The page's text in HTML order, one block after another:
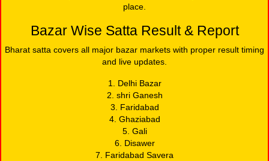
place.
Bazar Wise Satta Result & Report
Bharat satta covers all major bazar markets with proper result timing
and live updates.
1. Delhi Bazar
2. shri Ganesh
3. Faridabad
4. Ghaziabad
5. Gali
6. Disawer
7. Faridabad Savera